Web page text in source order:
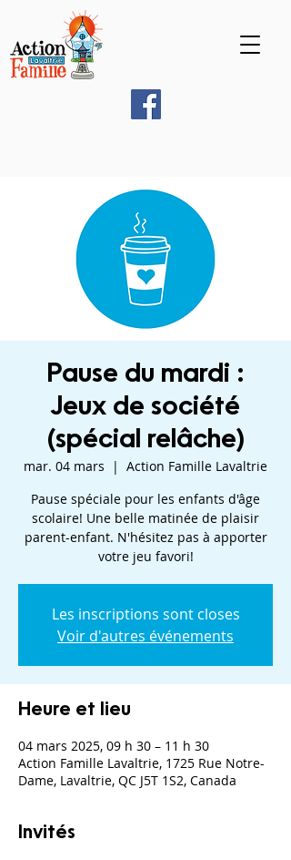
Pause du mardi :
Jeux de société
(spécial relâche)
mar. 04 mars
  |
Action Famille Lavaltrie
Pause spéciale pour les enfants d'âge
scolaire! Une belle matinée de plaisir
parent-enfant. N'hésitez pas à apporter
votre jeu favori!
Les inscriptions sont closes
Voir d'autres événements
Heure et lieu
04 mars 2025, 09 h 30 – 11 h 30
Action Famille Lavaltrie, 1725 Rue Notre-
Dame, Lavaltrie, QC J5T 1S2, Canada
Invités